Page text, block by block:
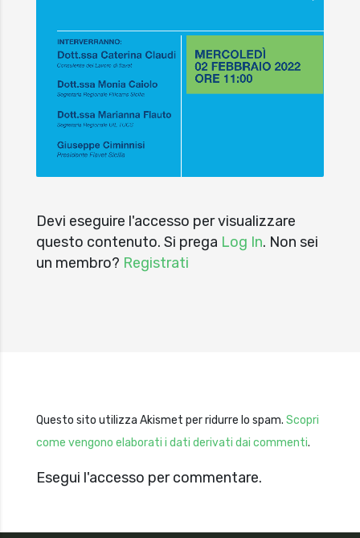
Devi eseguire l'accesso per visualizzare
questo contenuto. Si prega Log In. Non sei
un membro? Registrati
Esegui l'accesso per commentare.
Questo sito utilizza Akismet per ridurre lo spam. Scopri
come vengono elaborati i dati derivati dai commenti.